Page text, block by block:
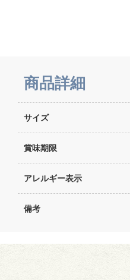
商品詳細
サイズ
賞味期限
アレルギー表示
備考